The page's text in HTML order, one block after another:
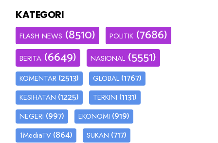
KATEGORI
FLASH NEWS (8510) POLITIK (7686)
BERITA (6649) NASIONAL (5551)
KOMENTAR (2513) GLOBAL (1767)
KESIHATAN (1225) TERKINI (1131)
NEGERI (997) EKONOMI (919)
1MediaTV (864) SUKAN (717)